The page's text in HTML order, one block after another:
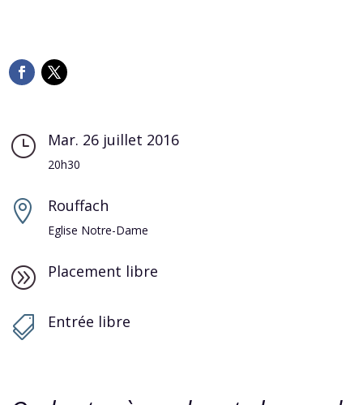
} Mar. 26 juillet 2016
20h30
 Rouffach
Eglise Notre-Dame
A Placement libre
 Entrée libre